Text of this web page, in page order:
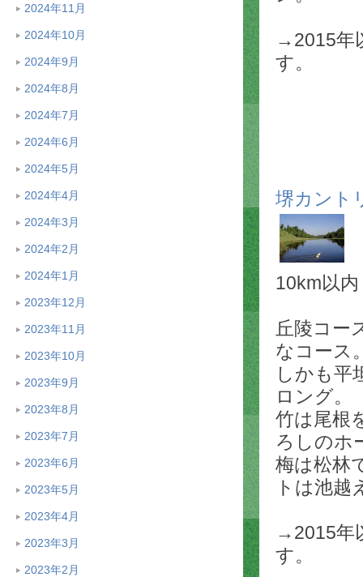
2024年11月
2024年10月
2024年9月
2024年8月
2024年7月
2024年6月
2024年5月
2024年4月
2024年3月
2024年2月
2024年1月
2023年12月
2023年11月
2023年10月
2023年9月
2023年8月
2023年7月
2023年6月
2023年5月
2023年4月
2023年3月
2023年2月
→2015年
す。
堺カント
10km以内
丘陵コー
なコース
しかも平
ロング。
竹は尾根
ろしのホ
梅は松林
トは池越
→2015年
す。